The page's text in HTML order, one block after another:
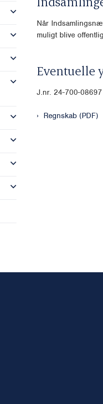
Når
muligt blive
Eventuelle
J.nr. 24-700-08697
Regnskab (PDF)